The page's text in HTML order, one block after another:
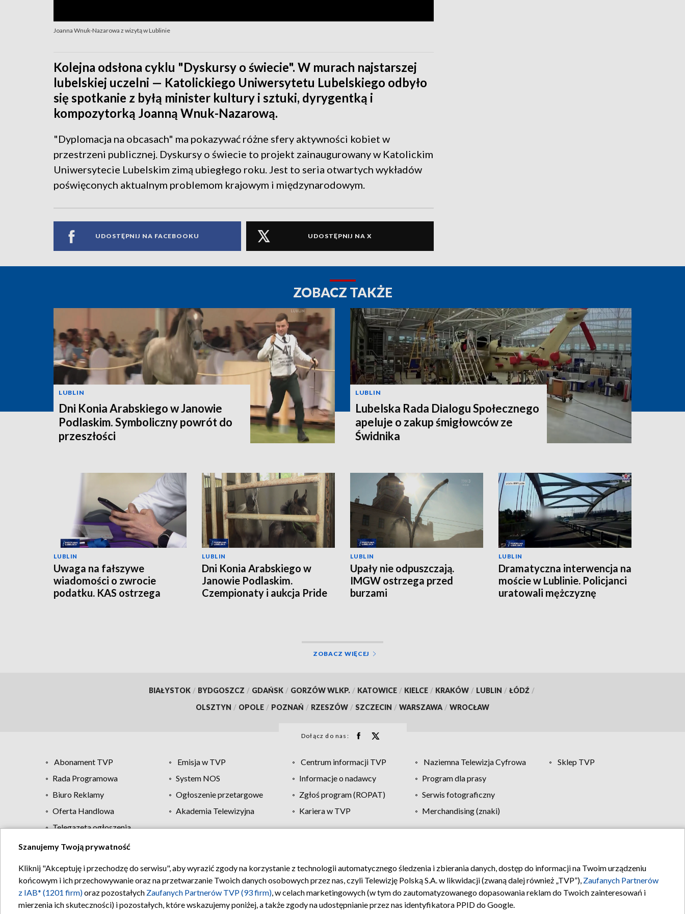
Joanna Wnuk-Nazarowa z wizytą w Lublinie
Kolejna odsłona cyklu "Dyskursy o świecie". W murach najstarszej
lubelskiej uczelni — Katolickiego Uniwersytetu Lubelskiego odbyło
się spotkanie z byłą minister kultury i sztuki, dyrygentką i
kompozytorką Joanną Wnuk-Nazarową.
"Dyplomacja na obcasach" ma pokazywać różne sfery aktywności kobiet w
przestrzeni publicznej. Dyskursy o świecie to projekt zainaugurowany w Katolickim
Uniwersytecie Lubelskim zimą ubiegłego roku. Jest to seria otwartych wykładów
poświęconych aktualnym problemom krajowym i międzynarodowym.
UDOSTĘPNIJ NA FACEBOOKU UDOSTĘPNIJ NA X
ZOBACZ TAKŻE
LUBLIN
Dni Konia Arabskiego w Janowie
Podlaskim. Symboliczny powrót do
przeszłości
LUBLIN
Lubelska Rada Dialogu Społecznego
apeluje o zakup śmigłowców ze
Świdnika
LUBLIN
Uwaga na fałszywe
wiadomości o zwrocie
podatku. KAS ostrzega
LUBLIN
Dni Konia Arabskiego w
Janowie Podlaskim.
Czempionaty i aukcja Pride
LUBLIN
Upały nie odpuszczają.
IMGW ostrzega przed
burzami
LUBLIN
Dramatyczna interwencja na
moście w Lublinie. Policjanci
uratowali mężczyznę
ZOBACZ WIĘCEJ
BIAŁYSTOK / BYDGOSZCZ / GDAŃSK / GORZÓW WLKP. / KATOWICE / KIELCE / KRAKÓW / LUBLIN / ŁÓDŹ /
OLSZTYN / OPOLE / POZNAŃ / RZESZÓW / SZCZECIN / WARSZAWA / WROCŁAW
Dołącz do nas:
Abonament TVP Emisja w TVP Centrum informacji TVP Naziemna Telewizja Cyfrowa
Sklep TVP
Rada Programowa
System NOS Informacje o nadawcy
Program dla prasy
Biuro Reklamy
Ogłoszenie przetargowe Zgłoś program (ROPAT)
Serwis fotograficzny
Oferta Handlowa
Akademia Telewizyjna Kariera w TVP
Merchandising (znaki)
Telegazeta ogłoszenia
Regulamin TVP Polityka prywatności Moje zgody Pomoc Biuro reklamy Kontakt
Szanujemy Twoją prywatność
Kliknij "Akceptuję i przechodzę do serwisu", aby wyrazić zgody na korzystanie z technologii automatycznego śledzenia i zbierania danych, dostęp do informacji na Twoim urządzeniu
końcowym i ich przechowywanie oraz na przetwarzanie Twoich danych osobowych przez nas, czyli Telewizję Polską S.A. w likwidacji (zwaną dalej również „TVP”), Zaufanych Partnerów
z IAB* (1201 firm)oraz pozostałych Zaufanych Partnerów TVP (93 firm), w celach marketingowych (w tym do zautomatyzowanego dopasowania reklam do Twoich zainteresowań i
mierzenia ich skuteczności) i pozostałych, które wskazujemy poniżej, a także zgody na udostępnianie przez nas identyfikatora PPID do Google.